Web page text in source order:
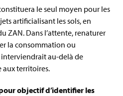
le seul moyen pour les
artificialisant les sols, en
ZAN. Dans l’attente, renaturer
la consommation ou
interviendrait au-delà de
aux territoires.
objectif d’identifier les